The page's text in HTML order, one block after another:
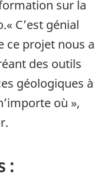
sur la
C’est génial
ce projet nous a
des outils
géologiques à
où »,
: